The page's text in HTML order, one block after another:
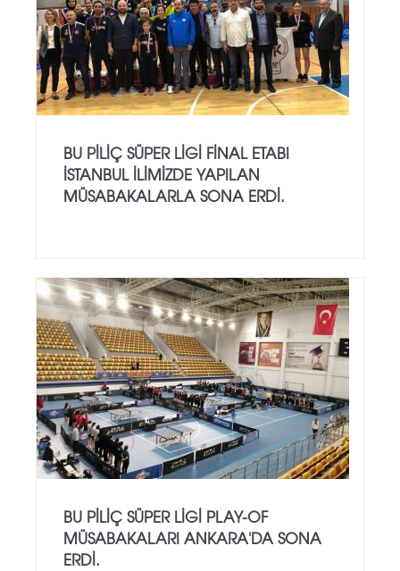
BU PİLİÇ SÜPER LİGİ FİNAL ETABI
İSTANBUL İLİMİZDE YAPILAN
MÜSABAKALARLA SONA ERDİ.
BU PİLİÇ SÜPER LİGİ PLAY-OF
MÜSABAKALARI ANKARA'DA SONA
ERDİ.